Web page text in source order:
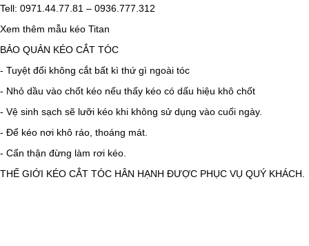
Tell: 0971.44.77.81 – 0936.777.312
Xem thêm mẫu kéo Titan
BẢO QUẢN KÉO CẮT TÓC
​- Tuyệt đối không cắt bất kì thứ gì ngoài tóc
- Nhỏ dầu vào chốt kéo nếu thấy kéo có dấu hiệu khô chốt
- Vệ sinh sạch sẽ lưỡi kéo khi không sử dụng vào cuối ngày.
- Để kéo nơi khô ráo, thoáng mát.
- Cẩn thận đừng làm rơi kéo.
THẾ GIỚI KÉO CẮT TÓC HÂN HẠNH ĐƯỢC PHỤC VỤ QUÝ KHÁCH.